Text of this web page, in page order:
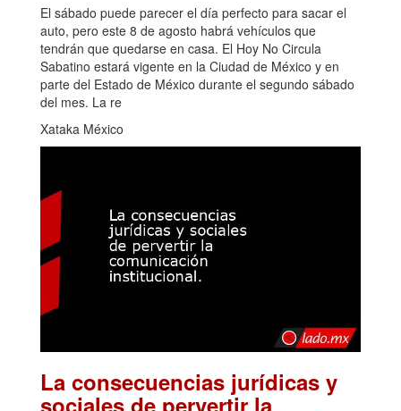
El sábado puede parecer el día perfecto para sacar el
auto, pero este 8 de agosto habrá vehículos que
tendrán que quedarse en casa. El Hoy No Circula
Sabatino estará vigente en la Ciudad de México y en
parte del Estado de México durante el segundo sábado
del mes. La re
Xataka México
La consecuencias jurídicas y
sociales de pervertir la